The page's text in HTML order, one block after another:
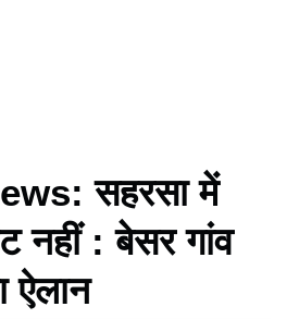
सहरसा में
नहीं : बेसर गांव
ऐलान